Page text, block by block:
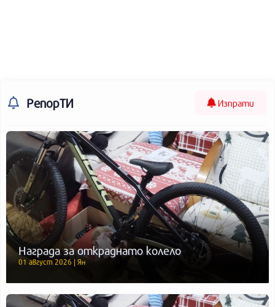
РепорТИ Изпрати
Награда за откраднато колело
01 август 2026 | Ян